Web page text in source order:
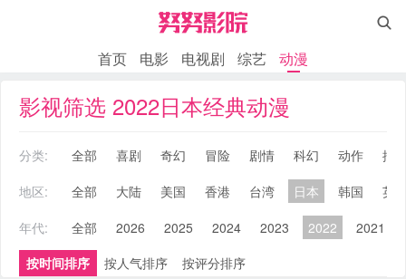

首页 电影 电视剧 综艺 动漫
影视筛选 2022日本经典动漫
分类: 全部 喜剧 奇幻 冒险 剧情 科幻 动作
搞
地区:
全部 大陆 美国 香港 台湾 日本 韩国
英
年代:
全部 2026 2025 2024 2023 2022 2021
按时间排序
按人气排序 按评分排序